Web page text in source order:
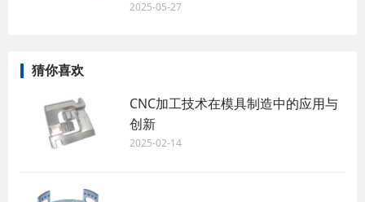
2025-05-27
猜你喜欢
CNC加工技术在模具制造中的应用与
创新
2025-02-14